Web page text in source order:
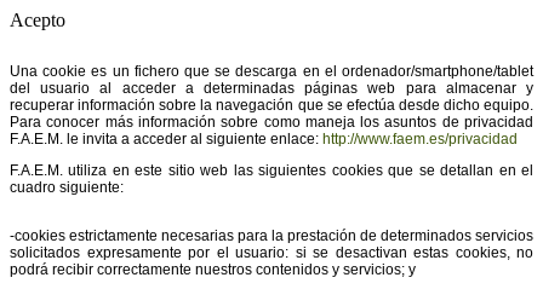
Acepto
Una cookie es un fichero que se descarga en el ordenador/smartphone/tablet
del usuario al acceder a determinadas páginas web para almacenar y
recuperar información sobre la navegación que se efectúa desde dicho equipo.
Para conocer más información sobre como maneja los asuntos de privacidad
F.A.E.M. le invita a acceder al siguiente enlace: http://www.faem.es/privacidad
F.A.E.M. utiliza en este sitio web las siguientes cookies que se detallan en el
cuadro siguiente:
-cookies estrictamente necesarias para la prestación de determinados servicios
solicitados expresamente por el usuario: si se desactivan estas cookies, no
podrá recibir correctamente nuestros contenidos y servicios; y